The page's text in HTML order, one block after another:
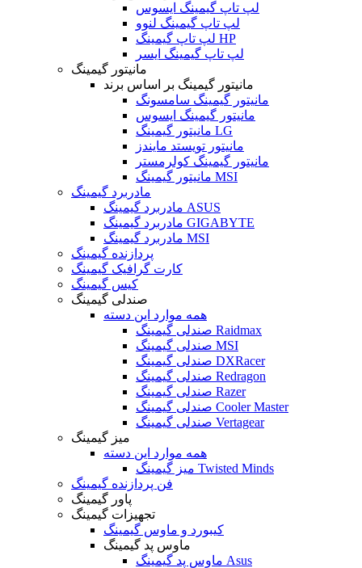
لپ تاپ گیمینگ ایسوس
لپ تاپ گیمینگ لنوو
لپ تاپ گیمینگ HP
لپ تاپ گیمینگ ایسر
مانیتور گیمینگ
مانیتور گیمینگ بر اساس برند
مانیتور گیمینگ سامسونگ
مانیتور گیمینگ ایسوس
مانیتور گیمینگ LG
مانیتور تویستد مایندز
مانیتور گیمینگ کولرمستر
مانیتور گیمینگ MSI
مادربرد گیمینگ
مادربرد گیمینگ ASUS
مادربرد گیمینگ GIGABYTE
مادربرد گیمینگ MSI
پردازنده گیمینگ
کارت گرافیک گیمینگ
کیس گیمینگ
صندلی گیمینگ
همه موارد این دسته
صندلی گیمینگ Raidmax
صندلی گیمینگ MSI
صندلی گیمینگ DXRacer
صندلی گیمینگ Redragon
صندلی گیمینگ Razer
صندلی گیمینگ Cooler Master
صندلی گیمینگ Vertagear
میز گیمینگ
همه موارد این دسته
میز گیمینگ Twisted Minds
فن پردازنده گیمینگ
پاور گیمینگ
تجهیزات گیمینگ
کیبورد و ماوس گیمینگ
ماوس پد گیمینگ
ماوس پد گیمینگ Asus